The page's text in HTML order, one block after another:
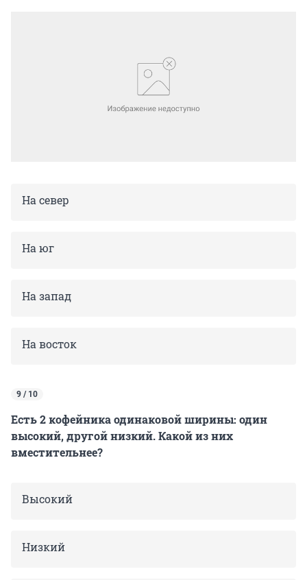
На север
На юг
На запад
На восток
9 / 10
Есть 2 кофейника одинаковой ширины: один
высокий, другой низкий. Какой из них
вместительнее?
Высокий
Низкий